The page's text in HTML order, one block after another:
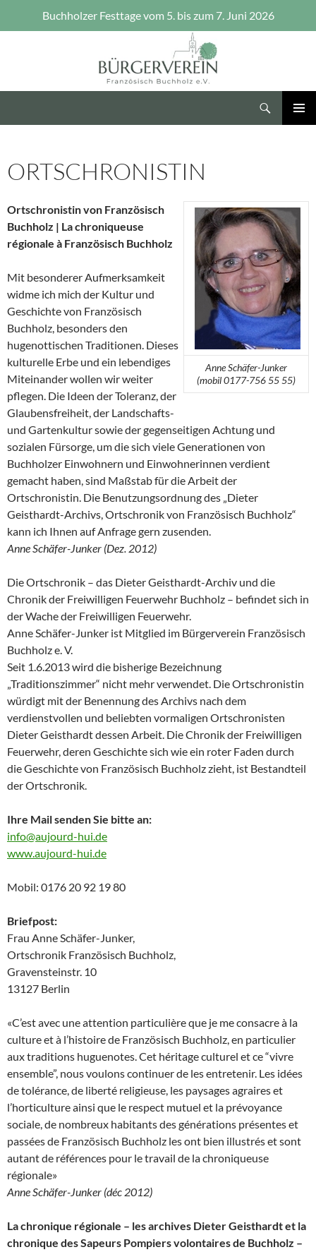
Buchholzer Festtage vom 5. bis zum 7. Juni 2026
ORTSCHRONISTIN
Anne Schäfer-Junker
(mobil 0177-756 55 55)
Ortschronistin von Französisch
Buchholz | La chroniqueuse
régionale à Französisch Buchholz
Mit besonderer Aufmerksamkeit
widme ich mich der Kultur und
Geschichte von Französisch
Buchholz, besonders den
hugenottischen Traditionen. Dieses
kulturelle Erbe und ein lebendiges
Miteinander wollen wir weiter
pflegen. Die Ideen der Toleranz, der
Glaubensfreiheit, der Landschafts-
und Gartenkultur sowie der gegenseitigen Achtung und
sozialen Fürsorge, um die sich viele Generationen von
Buchholzer Einwohnern und Einwohnerinnen verdient
gemacht haben, sind Maßstab für die Arbeit der
Ortschronistin. Die Benutzungsordnung des „Dieter
Geisthardt-Archivs, Ortschronik von Französisch Buchholz“
kann ich Ihnen auf Anfrage gern zusenden.
Anne Schäfer-Junker (Dez. 2012)
Die Ortschronik – das Dieter Geisthardt-Archiv und die
Chronik der Freiwilligen Feuerwehr Buchholz – befindet sich in
der Wache der Freiwilligen Feuerwehr.
Anne Schäfer-Junker ist Mitglied im Bürgerverein Französisch
Buchholz e. V.
Seit 1.6.2013 wird die bisherige Bezeichnung
„Traditionszimmer“ nicht mehr verwendet. Die Ortschronistin
würdigt mit der Benennung des Archivs nach dem
verdienstvollen und beliebten vormaligen Ortschronisten
Dieter Geisthardt dessen Arbeit. Die Chronik der Freiwilligen
Feuerwehr, deren Geschichte sich wie ein roter Faden durch
die Geschichte von Französisch Buchholz zieht, ist Bestandteil
der Ortschronik.
Ihre Mail senden Sie bitte an:
info@aujourd-hui.de
www.aujourd-hui.de
Mobil: 0176 20 92 19 80
Briefpost:
Frau Anne Schäfer-Junker,
Ortschronik Französisch Buchholz,
Gravensteinstr. 10
13127 Berlin
«C’est avec une attention particulière que je me consacre à la
culture et à l’histoire de Französisch Buchholz, en particulier
aux traditions huguenotes. Cet héritage culturel et ce “vivre
ensemble”, nous voulons continuer de les entretenir. Les idées
de tolérance, de liberté religieuse, les paysages agraires et
l’horticulture ainsi que le respect mutuel et la prévoyance
sociale, de nombreux habitants des générations présentes et
passées de Französisch Buchholz les ont bien illustrés et sont
autant de références pour le travail de la chroniqueuse
régionale»
Anne Schäfer-Junker (déc 2012)
La chronique régionale – les archives Dieter Geisthardt et la
chronique des Sapeurs Pompiers volontaires de Buchholz –